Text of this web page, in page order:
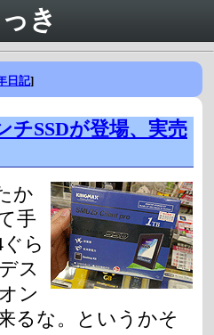
き
日記]
チSSDが登場、実売
か
手
ら
ス
ン
るな。というかそ